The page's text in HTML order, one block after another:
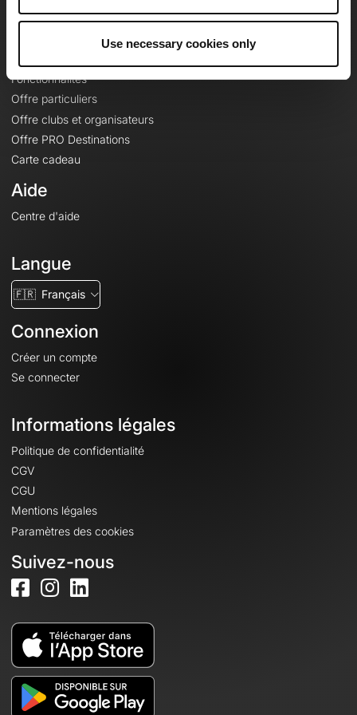
Use necessary cookies only
Fonctionnalités
Offre particuliers
Offre clubs et organisateurs
Offre PRO Destinations
Carte cadeau
Aide
Centre d'aide
Langue
🇫🇷 Français
Connexion
Créer un compte
Se connecter
Informations légales
Politique de confidentialité
CGV
CGU
Mentions légales
Paramètres des cookies
Suivez-nous